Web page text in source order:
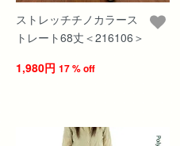
ストレッチチノカラース
トレート68丈＜216106＞
1,980円 17 % off